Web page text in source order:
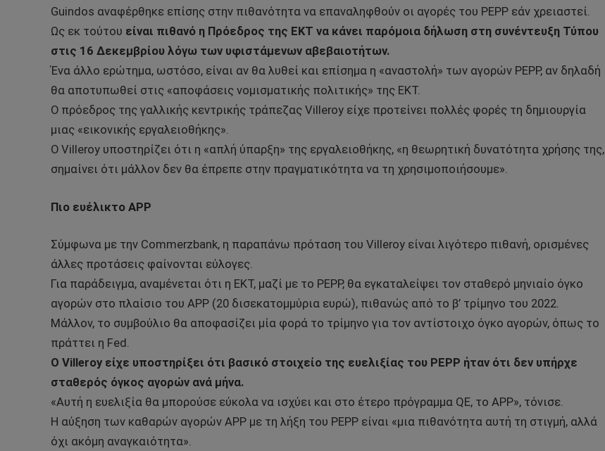
Guindos αναφέρθηκε επίσης στην πιθανότητα να επαναληφθούν οι αγορές του PEPP εάν χρειαστεί.
Ως εκ τούτου είναι πιθανό η Πρόεδρος της ΕΚΤ να κάνει παρόμοια δήλωση στη συνέντευξη Τύπου
στις 16 Δεκεμβρίου λόγω των υφιστάμενων αβεβαιοτήτων.
Ένα άλλο ερώτημα, ωστόσο, είναι αν θα λυθεί και επίσημα η «αναστολή» των αγορών PEPP, αν δηλαδή
θα αποτυπωθεί στις «αποφάσεις νομισματικής πολιτικής» της ΕΚΤ.
Ο πρόεδρος της γαλλικής κεντρικής τράπεζας Villeroy είχε προτείνει πολλές φορές τη δημιουργία
μιας «εικονικής εργαλειοθήκης».
Ο Villeroy υποστηρίζει ότι η «απλή ύπαρξη» της εργαλειοθήκης, «η θεωρητική δυνατότητα χρήσης της,
σημαίνει ότι μάλλον δεν θα έπρεπε στην πραγματικότητα να τη χρησιμοποιήσουμε».
Πιο ευέλικτο APP
Σύμφωνα με την Commerzbank, η παραπάνω πρόταση του Villeroy είναι λιγότερο πιθανή, ορισμένες
άλλες προτάσεις φαίνονται εύλογες.
Για παράδειγμα, αναμένεται ότι η ΕΚΤ, μαζί με το PEPP, θα εγκαταλείψει τον σταθερό μηνιαίο όγκο
αγορών στο πλαίσιο του APP (20 δισεκατομμύρια ευρώ), πιθανώς από το β’ τρίμηνο του 2022.
Μάλλον, το συμβούλιο θα αποφασίζει μία φορά το τρίμηνο για τον αντίστοιχο όγκο αγορών, όπως το
πράττει η Fed.
Ο Villeroy είχε υποστηρίξει ότι βασικό στοιχείο της ευελιξίας του PEPP ήταν ότι δεν υπήρχε
σταθερός όγκος αγορών ανά μήνα.
«Αυτή η ευελιξία θα μπορούσε εύκολα να ισχύει και στο έτερο πρόγραμμα QE, το APP», τόνισε.
Η αύξηση των καθαρών αγορών APP με τη λήξη του PEPP είναι «μια πιθανότητα αυτή τη στιγμή, αλλά
όχι ακόμη αναγκαιότητα».